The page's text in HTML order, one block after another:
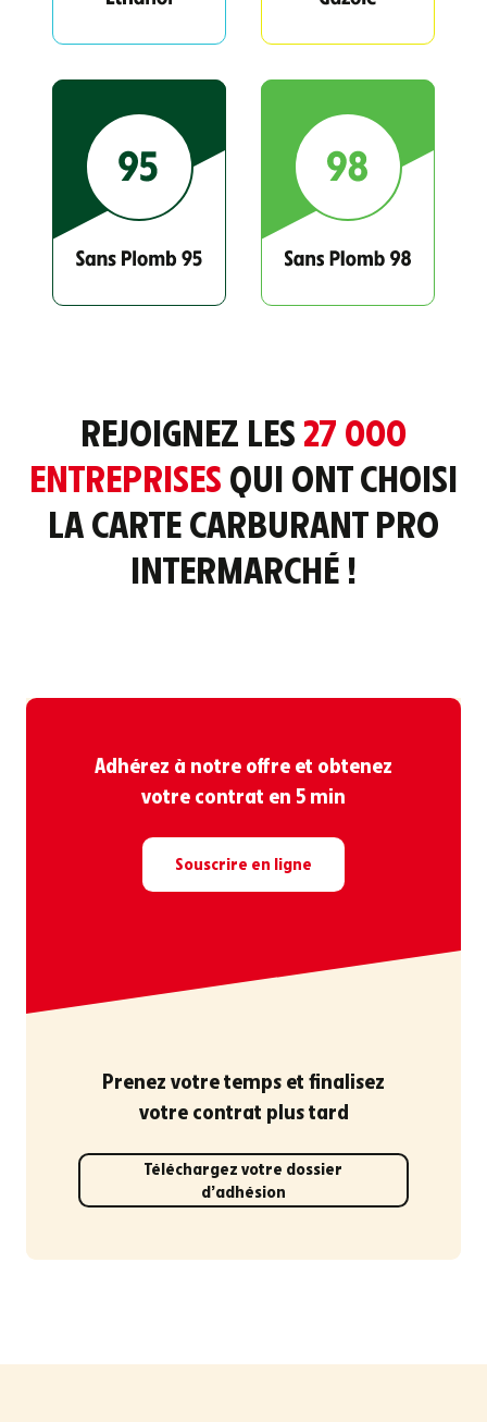
REJOIGNEZ LES 27 000
ENTREPRISES QUI ONT CHOISI
LA CARTE CARBURANT PRO
INTERMARCHÉ !
Adhérez à notre offre et obtenez
votre contrat en 5 min
Souscrire en ligne
Prenez votre temps et finalisez
votre contrat plus tard
Téléchargez votre dossier
d'adhésion